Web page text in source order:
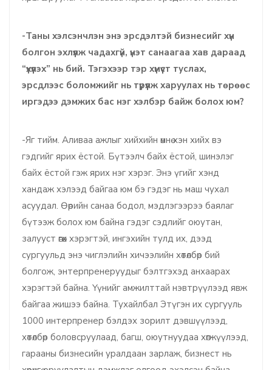
-Таны хэлсэнчлэн энэ эрсдэлтэй бизнесийг хүн
болгон эхлүүлж чадахгүй, үнэт санаагаа хав дараад
“үхүүлэх” нь бий. Тэгэхээр тэр хүмүүст туслах,
эрсдлээс боломжийг нь түрүүлж харуулах нь төрөөс
иргэдээ дэмжих бас нэг хэлбэр байж болох юм?
-Яг тийм. Аливаа ажлыг хийхийн өмнө хэн хийх вэ
гэдгийг ярих ёстой. Бүтээлч байх ёстой, шинэлэг
байх ёстой гэж ярих нэг хэрэг. Энэ үгийг хэнд
хандаж хэлээд байгаа юм бэ гэдэг нь маш чухал
асуудал. Өөрийн санаа бодол, мэдлэгээрээ баялаг
бүтээж болох юм байна гэдэг сэдлийг оюутан,
залууст өгөх хэрэгтэй, ингэхийн тулд их, дээд
сургуульд энэ чиглэлийн хичээлийн хөтөлбөр бий
болгож, энтерпренеруудыг бэлтгэхэд анхаарах
хэрэгтэй байна. Үүнийг амжилттай нэвтрүүлээд явж
байгаа жишээ байна. Тухайлбал Этүгэн их сургууль
1000 интерпренер бэлдэх зорилт дэвшүүлээд,
хөтөлбөр боловсруулаад, багш, оюутнуудаа хөгжүүлээд,
гарааны бизнесийн уралдаан зарлаж, бизнест нь